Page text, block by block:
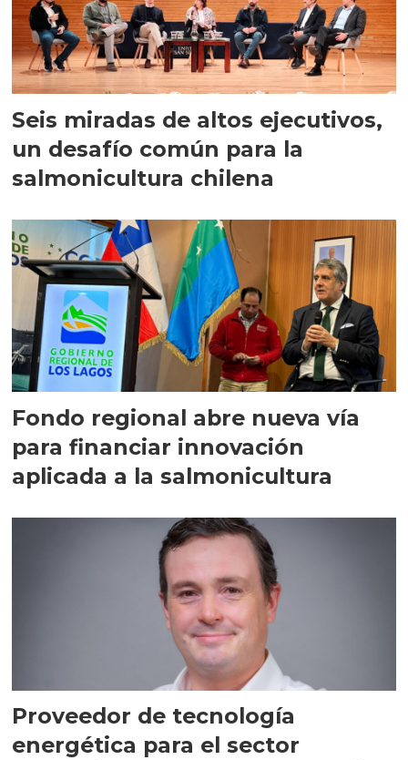
Seis miradas de altos ejecutivos,
un desafío común para la
salmonicultura chilena
Fondo regional abre nueva vía
para financiar innovación
aplicada a la salmonicultura
Proveedor de tecnología
energética para el sector